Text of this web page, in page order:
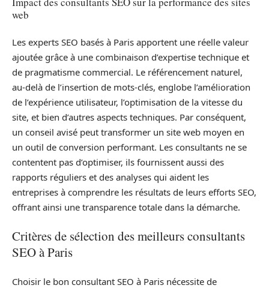
web
Les experts SEO basés à Paris apportent une réelle valeur
ajoutée grâce à une combinaison d’expertise technique et
de pragmatisme commercial. Le référencement naturel,
au-delà de l’insertion de mots-clés, englobe l’amélioration
de l’expérience utilisateur, l’optimisation de la vitesse du
site, et bien d’autres aspects techniques. Par conséquent,
un conseil avisé peut transformer un site web moyen en
un outil de conversion performant. Les consultants ne se
contentent pas d’optimiser, ils fournissent aussi des
rapports réguliers et des analyses qui aident les
entreprises à comprendre les résultats de leurs efforts SEO,
offrant ainsi une transparence totale dans la démarche.
Critères de sélection des meilleurs consultants
SEO à Paris
Choisir le bon consultant SEO à Paris nécessite de